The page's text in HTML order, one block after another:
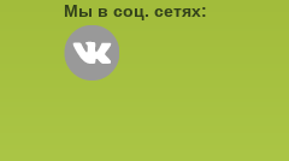
Мы в соц. сетях: